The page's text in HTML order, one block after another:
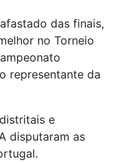
das finais,
no Torneio
representante da
e
disputaram as